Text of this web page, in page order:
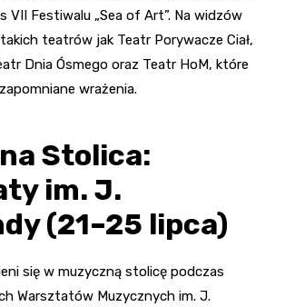
VII Festiwalu „Sea of Art”. Na widzów
teatrów jak Teatr Porywacze Ciał,
Dnia Ósmego oraz Teatr HoM, które
wrażenia.
Stolica:
im. J.
(21–25 lipca)
się w muzyczną stolicę podczas
Warsztatów Muzycznych im. J.